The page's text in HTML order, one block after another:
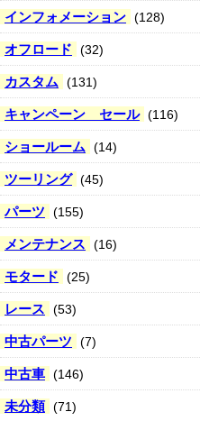
インフォメーション (128)
オフロード (32)
カスタム (131)
キャンペーン セール (116)
ショールーム (14)
ツーリング (45)
パーツ (155)
メンテナンス (16)
モタード (25)
レース (53)
中古パーツ (7)
中古車 (146)
未分類 (71)